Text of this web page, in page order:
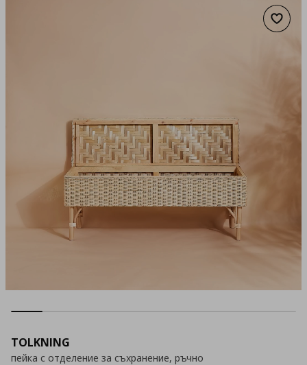
TOLKNING
пейка с отделение за съхранение, ръчно